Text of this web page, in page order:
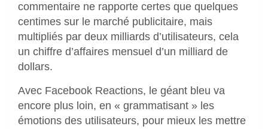
commentaire ne rapporte certes que quelques
centimes sur le marché publicitaire, mais
multipliés par deux milliards d’utilisateurs, cela
un chiffre d’affaires mensuel d’un milliard de
dollars.
Avec Facebook Reactions, le géant bleu va
encore plus loin, en « grammatisant » les
émotions des utilisateurs, pour mieux les mettre